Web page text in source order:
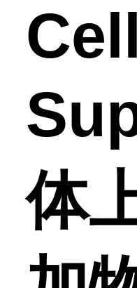
体